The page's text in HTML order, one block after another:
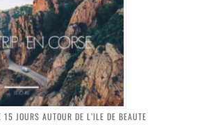
JOURS AUTOUR DE L’ILE DE BEAUTE